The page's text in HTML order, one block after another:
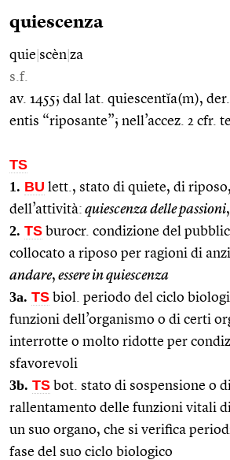
quiescenza
quie scèn za
s.f.
av. 1455; dal lat. quiescentĭa(m),
entis “riposante”; nell’accez. 2 cfr.
TS
1. BU lett., stato di quiete, di
dell’attività: quiescenza delle passioni,
2. TS burocr. condizione del
collocato a riposo per ragioni di
andare, essere in quiescenza
3a. TS biol. periodo del ciclo
funzioni dell’organismo o di certi
interrotte o molto ridotte per
sfavorevoli
3b. TS bot. stato di sospensione o
rallentamento delle funzioni vitali
un suo organo, che si verifica
fase del suo ciclo biologico